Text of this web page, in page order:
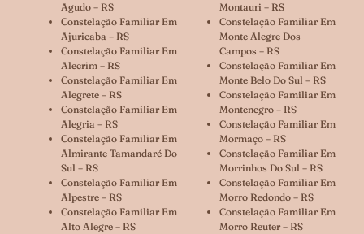
Agudo – RS
Constelação Familiar Em
Ajuricaba – RS
Constelação Familiar Em
Alecrim – RS
Constelação Familiar Em
Alegrete – RS
Constelação Familiar Em
Alegria – RS
Constelação Familiar Em
Almirante Tamandaré Do
Sul – RS
Constelação Familiar Em
Alpestre – RS
Constelação Familiar Em
Alto Alegre – RS
Montauri – RS
Constelação Familiar Em
Monte Alegre Dos
Campos – RS
Constelação Familiar Em
Monte Belo Do Sul – RS
Constelação Familiar Em
Montenegro – RS
Constelação Familiar Em
Mormaço – RS
Constelação Familiar Em
Morrinhos Do Sul – RS
Constelação Familiar Em
Morro Redondo – RS
Constelação Familiar Em
Morro Reuter – RS